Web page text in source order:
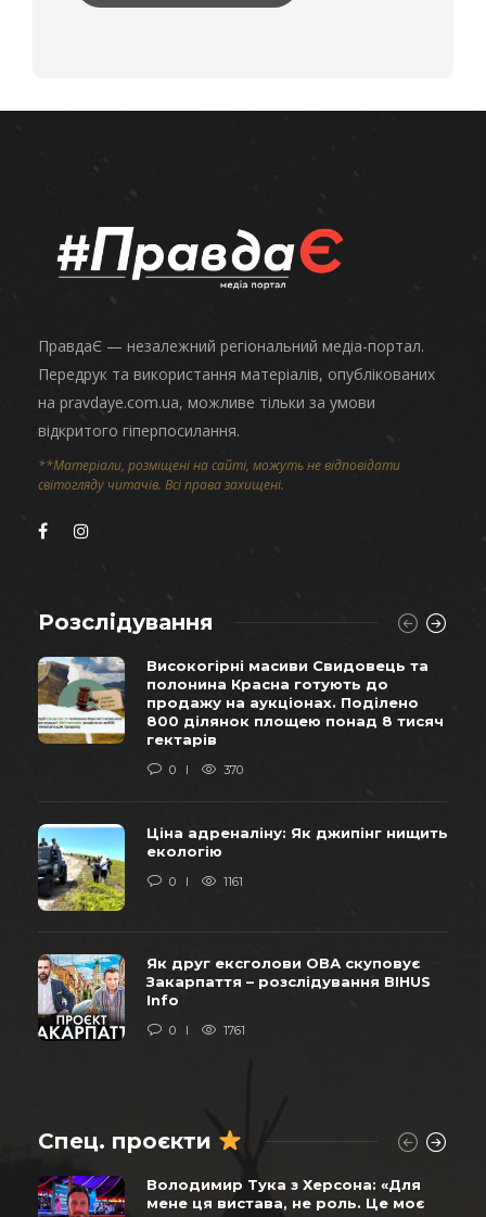
ПравдаЄ — незалежний регіональний медіа-портал.
Передрук та використання матеріалів, опублікованих
на pravdaye.com.ua, можливе тільки за умови
відкритого гіперпосилання.
**Матеріали, розміщені на сайті, можуть не відповідати
світогляду читачів. Всі права захищені.
Розслідування
Високогірні масиви Свидовець та
полонина Красна готують до
продажу на аукціонах. Поділено
800 ділянок площею понад 8 тисяч
гектарів
0 370
Ціна адреналіну: Як джипінг нищить
екологію
0 1161
Як друг ексголови ОВА скуповує
Закарпаття – розслідування BIHUS
Info
0 1761
Спец. проєкти
Володимир Тука з Херсона: «Для
мене ця вистава, не роль. Це моє